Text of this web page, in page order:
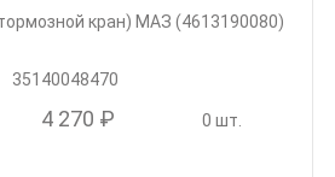
кран) МАЗ (4613190080)
35140048470
4 270 ₽ 0 шт.